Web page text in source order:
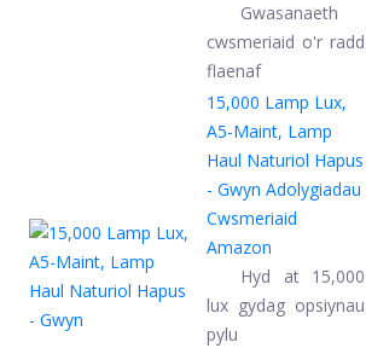
Gwasanaeth
cwsmeriaid o'r radd
flaenaf
15,000 Lamp Lux,
A5-Maint, Lamp
Haul Naturiol Hapus
- Gwyn Adolygiadau
Cwsmeriaid
Amazon
Hyd at 15,000
lux gydag opsiynau
pylu